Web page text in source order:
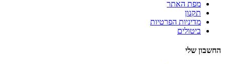
מפת האתר
תקנון
מדיניות הפרטיות
ביטולים
החשבון שלי